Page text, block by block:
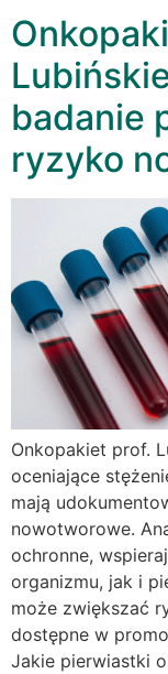
badanie
ryzyko
Onkopakiet prof.
oceniające
mają
nowotworowe.
ochronne,
organizmu, jak i
może zwiększać
dostępne w
Jakie pierwiastki